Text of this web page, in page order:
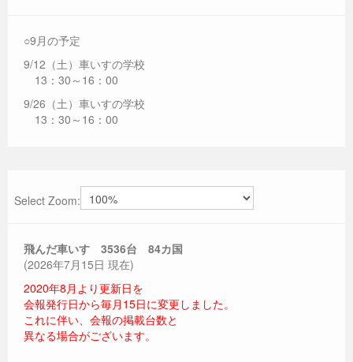
○9月の予定
9/12（土）車いすの学校
13：30～16：00
9/26（土）車いすの学校
13：30～16：00
Select Zoom:
飛んだ車いす 3536台 84カ国
(2026年7月15日 現在)
2020年8月より更新日を
会報発行日から毎月15日に変更しました。
これに伴い、会報の掲載台数と
異なる場合がございます。